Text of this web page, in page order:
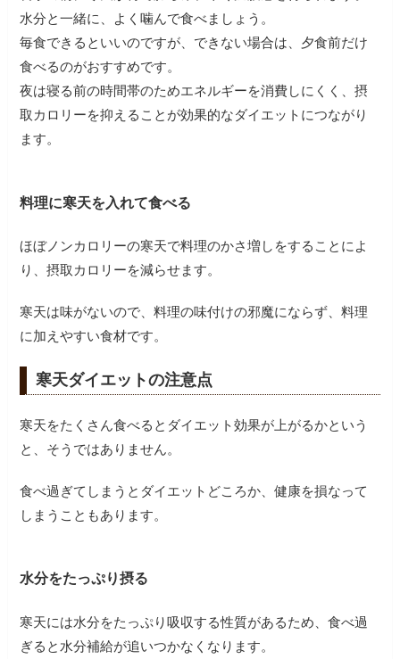
水分と一緒に、よく噛んで食べましょう。
毎食できるといいのですが、できない場合は、夕食前だけ
食べるのがおすすめです。
夜は寝る前の時間帯のためエネルギーを消費しにくく、摂
取カロリーを抑えることが効果的なダイエットにつながり
ます。
料理に寒天を入れて食べる
ほぼノンカロリーの寒天で料理のかさ増しをすることによ
り、摂取カロリーを減らせます。
寒天は味がないので、料理の味付けの邪魔にならず、料理
に加えやすい食材です。
寒天ダイエットの注意点
寒天をたくさん食べるとダイエット効果が上がるかという
と、そうではありません。
食べ過ぎてしまうとダイエットどころか、健康を損なって
しまうこともあります。
水分をたっぷり摂る
寒天には水分をたっぷり吸収する性質があるため、食べ過
ぎると水分補給が追いつかなくなります。